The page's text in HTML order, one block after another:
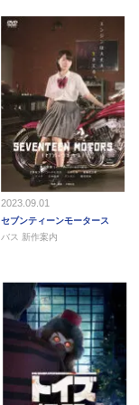
2023.09.01
セブンティーンモータース
バス 新作案内